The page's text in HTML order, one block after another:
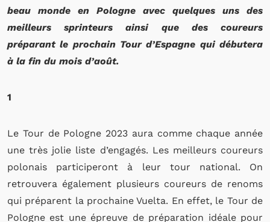
beau monde en Pologne avec quelques uns des
meilleurs sprinteurs ainsi que des coureurs
préparant le prochain Tour d’Espagne qui débutera
à la fin du mois d’août.
1
Le Tour de Pologne 2023 aura comme chaque année
une très jolie liste d’engagés. Les meilleurs coureurs
polonais participeront à leur tour national. On
retrouvera également plusieurs coureurs de renoms
qui préparent la prochaine Vuelta. En effet, le Tour de
Pologne est une épreuve de préparation idéale pour